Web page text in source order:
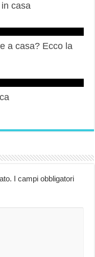
casa
a casa? Ecco la
I campi obbligatori